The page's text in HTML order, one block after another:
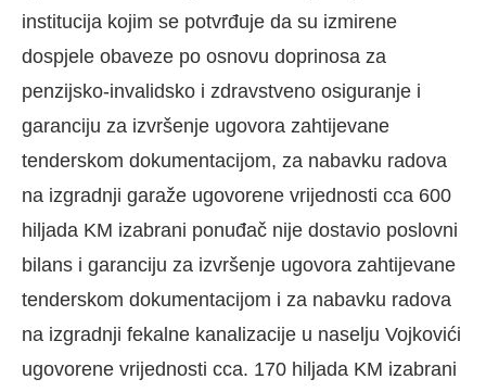
institucija kojim se potvrđuje da su izmirene
dospjele obaveze po osnovu doprinosa za
penzijsko-invalidsko i zdravstveno osiguranje i
garanciju za izvršenje ugovora zahtijevane
tenderskom dokumentacijom, za nabavku radova
na izgradnji garaže ugovorene vrijednosti cca 600
hiljada KM izabrani ponuđač nije dostavio poslovni
bilans i garanciju za izvršenje ugovora zahtijevane
tenderskom dokumentacijom i za nabavku radova
na izgradnji fekalne kanalizacije u naselju Vojkovići
ugovorene vrijednosti cca. 170 hiljada KM izabrani